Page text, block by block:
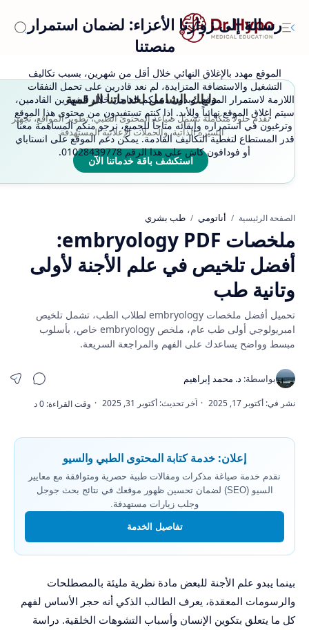
رسالة إلى زوارنا الأعزاء: لضمان استمرار
منصتنا
الموقع مهدد بالإغلاق النهائي خلال أقل من شهرين، بسبب تكاليف
التشغيل والاستضافة المتزايدة، لم نعد قادرين على تحمل النفقات
اللازمة لاستمرار الموقع. وبدون دعمكم العاجل خلال الشهرين القادمين،
سيتم إغلاق الموقع نهائياً وللأبد. إذا كنتم تستفيدون من محتوى هذا الموقع
وترغبون في استمراره وإبقائه متاحاً للجميع، نرجو منكم المساهمة معنا
قدر المستطاع لتغطية التكاليف القادمة. يمكن دعم الموقع على انستاباي
أو فودافون كاش على هذا الرقم 01028439778.
دليلك الشامل لخدماتنا الرقمية
نقدم حلولاً متكاملة تشمل صياغة المحتوى الطبي، تطوير المواقع، تجهيز
السيرة الذاتية، والحملات الإعلانية المستهدفة.
استكشف باقة خدماتنا الآن
الصفحة الرئيسية أناتومي طب بشري
ملخصات embryology PDF:
أفضل تلخيص في علم الأجنة لأولى
وتانية طب
تحميل أفضل ملخصات embryology لطلاب الطب، تشمل تلخيص
امبريولوجي أولى طب عام، ملخص embryology خاص، بأسلوب
مبسط وواضح يساعدك على الفهم والمراجعة السريعة.
إعلان: خدمة كتابة المحتوى الطبي والسيو
نقدم خدمة صياغة مذكرات ومقالات طبية حصرية ومتوافقة مع معايير
السيو (SEO) لضمان تحسين ظهور موقعك في نتائج بحث جوجل
وجلب زيارات مستهدفة.
تفاصيل الخدمة
بينما يبدو علم الأجنة للبعض مادة نظرية مليئة بالمصطلحات
والرسومات المعقدة، يعرف الطالب الذكي أنه حجر الأساس لفهم
كل ما يتعلق بتكوين الإنسان وأسباب التشوهات الخلقية. دراسة